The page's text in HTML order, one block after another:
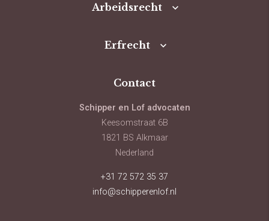
Arbeidsrecht
Erfrecht
Contact
Schipper en Lof advocaten
Keesomstraat 6B
1821 BS Alkmaar
Nederland
+31 72 572 35 37
info@schipperenlof.nl